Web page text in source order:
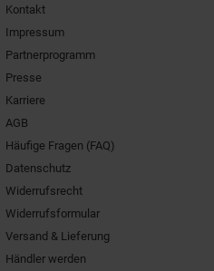
Kontakt
Impressum
Partnerprogramm
Presse
Karriere
AGB
Häufige Fragen (FAQ)
Datenschutz
Widerrufsrecht
Widerrufsformular
Versand & Lieferung
Händler werden